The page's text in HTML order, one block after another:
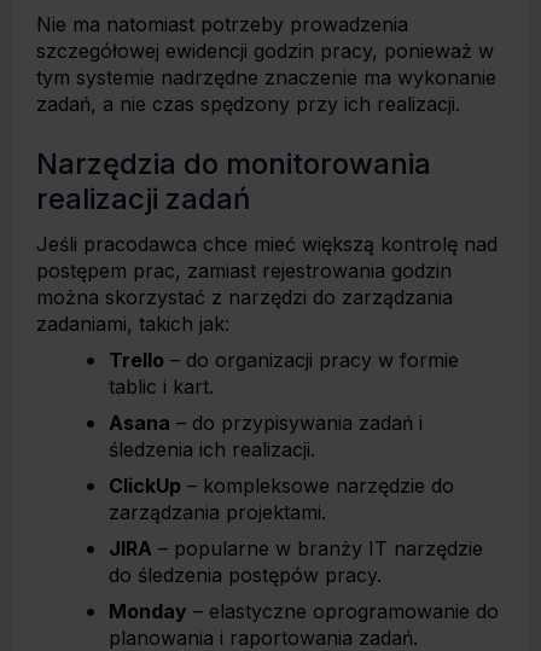
Nie ma natomiast potrzeby prowadzenia
szczegółowej ewidencji godzin pracy, ponieważ w
tym systemie nadrzędne znaczenie ma wykonanie
zadań, a nie czas spędzony przy ich realizacji.
Narzędzia do monitorowania
realizacji zadań
Jeśli pracodawca chce mieć większą kontrolę nad
postępem prac, zamiast rejestrowania godzin
można skorzystać z narzędzi do zarządzania
zadaniami, takich jak:
Trello – do organizacji pracy w formie
tablic i kart.
Asana – do przypisywania zadań i
śledzenia ich realizacji.
ClickUp – kompleksowe narzędzie do
zarządzania projektami.
JIRA – popularne w branży IT narzędzie
do śledzenia postępów pracy.
Monday – elastyczne oprogramowanie do
planowania i raportowania zadań.